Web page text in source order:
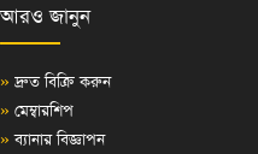
আরও জানুন
» দ্রুত বিক্রি করুন
» মেম্বারশিপ
» ব্যানার বিজ্ঞাপন